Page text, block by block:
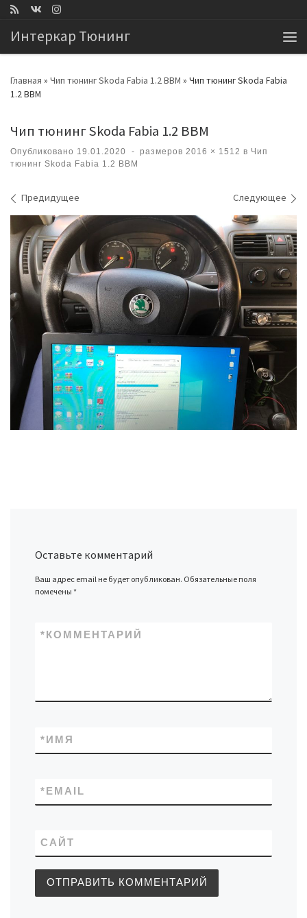
Интеркар Тюнинг
Главная » Чип тюнинг Skoda Fabia 1.2 BBM » Чип тюнинг Skoda Fabia
1.2 BBM
Чип тюнинг Skoda Fabia 1.2 BBM
Опубликовано 19.01.2020 - размеров 2016 × 1512 в Чип
тюнинг Skoda Fabia 1.2 BBM
Навигация по изображениям
Предидущее Следующее
Оставьте комментарий
Ваш адрес email не будет опубликован. Обязательные поля
помечены*
КОММЕНТАРИЙ
*
ИМЯ
*
EMAIL
*
САЙТ